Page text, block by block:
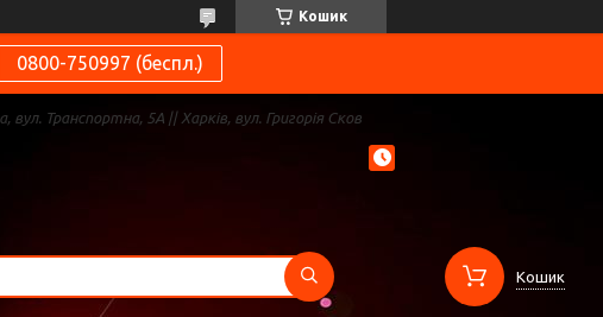
Кошик
0800-750997 (беспл.)
вул. Транспортна, 5А || Харків, вул. Григорія Сков
Кошик